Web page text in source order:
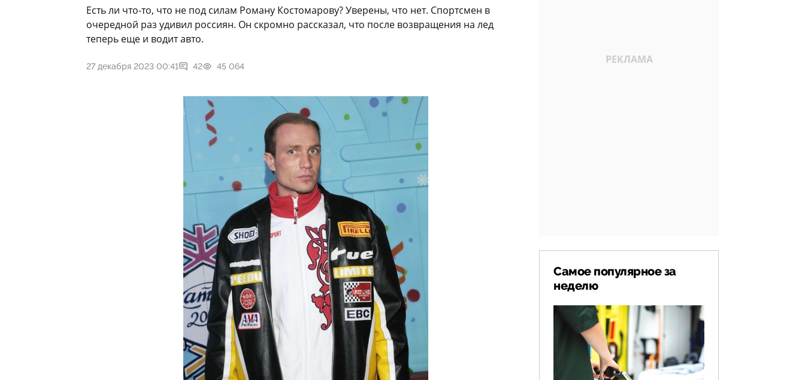
Есть ли что-то, что не под силам Роману Костомарову? Уверены, что нет. Спортсмен в
очередной раз удивил россиян. Он скромно рассказал, что после возвращения на лед
теперь еще и водит авто.
27 декабря 2023 00:41 42 45 064
Самое популярное за
неделю